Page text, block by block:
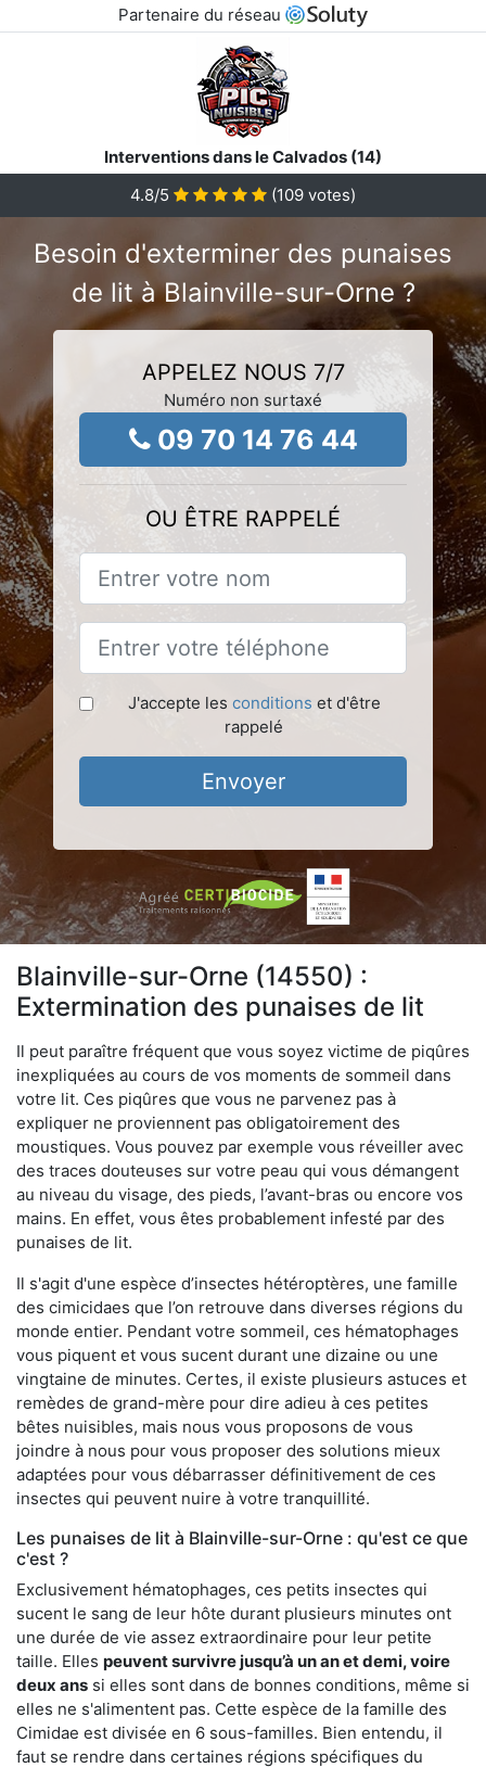
Partenaire du réseau
Interventions dans le Calvados (14)
4.8/5 (109 votes)
Besoin d'exterminer des punaises
de lit à Blainville-sur-Orne ?
APPELEZ NOUS 7/7
Numéro non surtaxé
09 70 14 76 44
OU ÊTRE RAPPELÉ
J'accepte les conditions et d'être
rappelé
Envoyer
Blainville-sur-Orne (14550) :
Extermination des punaises de lit
Il peut paraître fréquent que vous soyez victime de piqûres
inexpliquées au cours de vos moments de sommeil dans
votre lit. Ces piqûres que vous ne parvenez pas à
expliquer ne proviennent pas obligatoirement des
moustiques. Vous pouvez par exemple vous réveiller avec
des traces douteuses sur votre peau qui vous démangent
au niveau du visage, des pieds, l’avant-bras ou encore vos
mains. En effet, vous êtes probablement infesté par des
punaises de lit.
Il s'agit d'une espèce d’insectes hétéroptères, une famille
des cimicidaes que l’on retrouve dans diverses régions du
monde entier. Pendant votre sommeil, ces hématophages
vous piquent et vous sucent durant une dizaine ou une
vingtaine de minutes. Certes, il existe plusieurs astuces et
remèdes de grand-mère pour dire adieu à ces petites
bêtes nuisibles, mais nous vous proposons de vous
joindre à nous pour vous proposer des solutions mieux
adaptées pour vous débarrasser définitivement de ces
insectes qui peuvent nuire à votre tranquillité.
Les punaises de lit à Blainville-sur-Orne : qu'est ce que
c'est ?
Exclusivement hématophages, ces petits insectes qui
sucent le sang de leur hôte durant plusieurs minutes ont
une durée de vie assez extraordinaire pour leur petite
taille. Elles peuvent survivre jusqu’à un an et demi, voire
deux ans si elles sont dans de bonnes conditions, même si
elles ne s'alimentent pas. Cette espèce de la famille des
Cimidae est divisée en 6 sous-familles. Bien entendu, il
faut se rendre dans certaines régions spécifiques du